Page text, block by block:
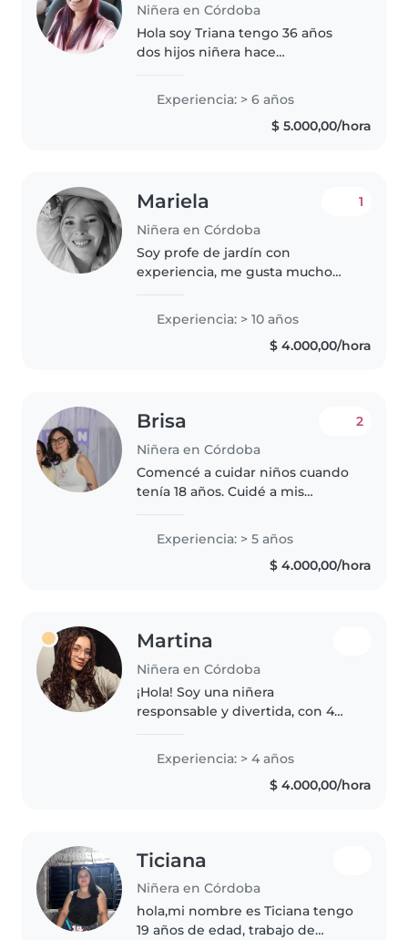
Niñera en Córdoba
Hola soy Triana tengo 36 años
dos hijos niñera hace
de bebés asta los 2 o 3
años..trabajé 10 años de
animadora de fiestas Te go
Experiencia: > 6 años
$ 5.000,00/hora
Mariela
Niñera en Córdoba
1
Soy profe de jardín con
experiencia, me gusta mucho
Experiencia: > 10 años
$ 4.000,00/hora
Brisa
Niñera en Córdoba
2
Comencé a cuidar niños cuando
tenía 18 años. Cuidé a mis
vecinos,disfruto trabajar con
niños y me encanta hacer
actividades creativas o
Experiencia: > 5 años
$ 4.000,00/hora
Martina
Niñera en Córdoba
¡Hola! Soy una niñera
responsable y divertida, con 4
preescolares. Tengo un título de
Profesora de Nivel Inicial y me
Experiencia: > 4 años
$ 4.000,00/hora
Ticiana
Niñera en Córdoba
hola,mi nombre es Ticiana tengo
19 años de edad, trabajo de